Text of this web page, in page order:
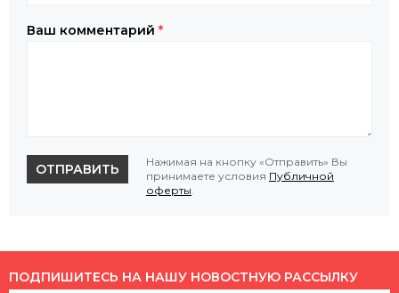
Ваш комментарий *
ОТПРАВИТЬ
Нажимая на кнопку «Отправить» Вы
принимаете условия Публичной
оферты.
ПОДПИШИТЕСЬ НА НАШУ НОВОСТНУЮ РАССЫЛКУ